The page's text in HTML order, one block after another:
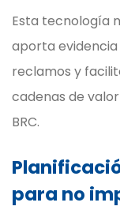
Esta tecnología
aporta
reclamos y
cadenas de
BRC.
para no